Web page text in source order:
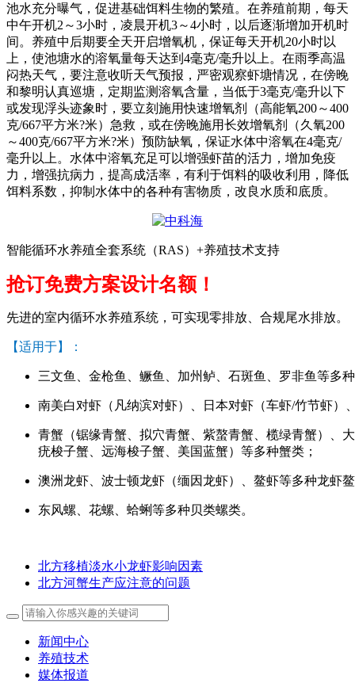
池水充分曝气，促进基础饵料生物的繁殖。在养殖前期，每天
中午开机2 ～3小时，凌晨开机3～4小时，以后逐渐增加开机时
间。养殖中后期要全天开启增氧机，保证每天开机20小时以
上，使池塘水的溶氧量每天达到 4毫克/毫升以上。在雨季高温
闷热天气，要注意收听天气预报，严密观察虾塘情况，在傍晚
和黎明认真巡塘，定期监测溶氧含量，当低于3毫克/毫升以下
或发现浮头迹象时，要立刻施用快速增氧剂（高能氧200～400
克/667平方米?米）急救，或在傍晚施用长效增氧剂（久氧200
～400克/667平方米?米）预防缺氧，保证水体中溶氧在4毫克/
毫升以上。水体中溶氧充足可以增强虾苗的活力，增加免疫
力，增强抗病力，提高成活率，有利于饵料的吸收利用，降低
饵料系数，抑制水体中的各种有害物质，改良水质和底质。
智能循环水养殖全套系统（RAS）+养殖技术支持
抢订免费方案设计名额！
先进的室内循环水养殖系统，可实现零排放、合规尾水排放。
【适用于】：
三文鱼、金枪鱼、鳜鱼、加州鲈、石斑鱼、罗非鱼等多
南美白对虾（凡纳滨对虾）、日本对虾（车虾/竹节虾）
青蟹（锯缘青蟹、拟穴青蟹、紫螯青蟹、榄绿青蟹）、
疣梭子蟹、远海梭子蟹、美国蓝蟹）等多种蟹类；
澳洲龙虾、波士顿龙虾（缅因龙虾）、鳌虾等多种龙虾
东风螺、花螺、蛤蜊等多种贝类螺类。
北方移植淡水小龙虾影响因素
北方河蟹生产应注意的问题
新闻中心
养殖技术
媒体报道